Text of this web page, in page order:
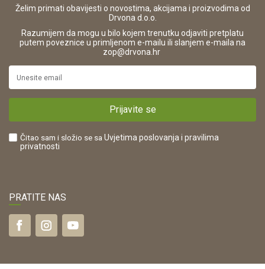
42821181683
16280
https://www.drvona.hr/
POREZNI BROJ:
Korištenje kolačića
Pravo na odustajanje i jednostrani raskid ugovora
Reklamacije
Plaćanje karticama
Što dobivam registracijom?
Želim primati obavijesti o novostima, akcijama i proizvodima od
Drvona d.o.o.
Razumijem da mogu u bilo kojem trenutku odjaviti pretplatu
putem poveznice u primljenom e-mailu ili slanjem e-maila na
zop@drvona.hr
Prijavite se
Čitao sam i složio se sa Uvjetima poslovanja i pravilima
privatnosti
PRATITE NAS